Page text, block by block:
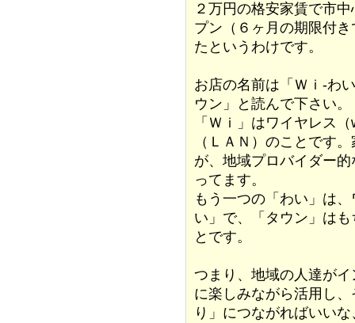
２万円の格安家賃で市
プン（６ヶ月の期限付
たというわけです。
お店の名前は「Ｗｉ-わ
ウン」と読んで下さい。
「Ｗｉ」はワイヤレス
（ＬＡＮ）のことです
が、地域プロバイダー
ってます。
もう一つの「わい」は
い」で、「タウン」は
とです。
つまり、地域の人達が
に楽しみながら活用し
り」につながればいい